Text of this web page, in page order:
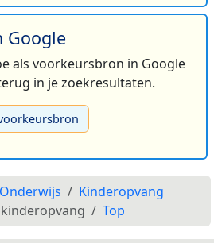
Google
als voorkeursbron in Google
in je zoekresultaten.
Onderwijs
Kinderopvang
Top